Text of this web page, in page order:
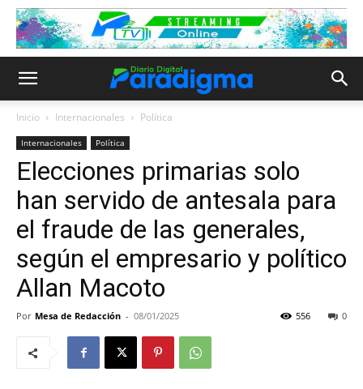
Inicio Internacionales Política
Internacionales Política
Elecciones primarias solo
han servido de antesala para
el fraude de las generales,
según el empresario y político
Allan Macoto
Por Mesa de Redacción - 08/01/2025 0
556